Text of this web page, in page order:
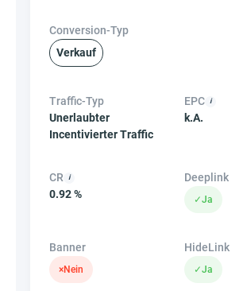
Conversion-Typ
Verkauf
Traffic-Typ
Unerlaubter
Incentivierter Traffic
EPC
k.A.
CR
0.92 %
Deeplink
✓Ja
Banner
×Nein
HideLink
✓Ja